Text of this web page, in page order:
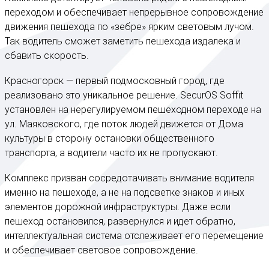
переходом и обеспечивает непрерывное сопровождение
движения пешехода по «зебре» ярким световым лучом.
Так водитель сможет заметить пешехода издалека и
сбавить скорость.
Красногорск — первый подмосковный город, где
реализовано это уникальное решение. SecurOS Soffit
установлен на нерегулируемом пешеходном переходе на
ул. Маяковского, где поток людей движется от Дома
культуры в сторону остановки общественного
транспорта, а водители часто их не пропускают.
Комплекс призван сосредотачивать внимание водителя
именно на пешеходе, а не на подсветке знаков и иных
элементов дорожной инфраструктуры. Даже если
пешеход остановился, развернулся и идет обратно,
интеллектуальная система отслеживает его перемещение
и обеспечивает световое сопровождение.